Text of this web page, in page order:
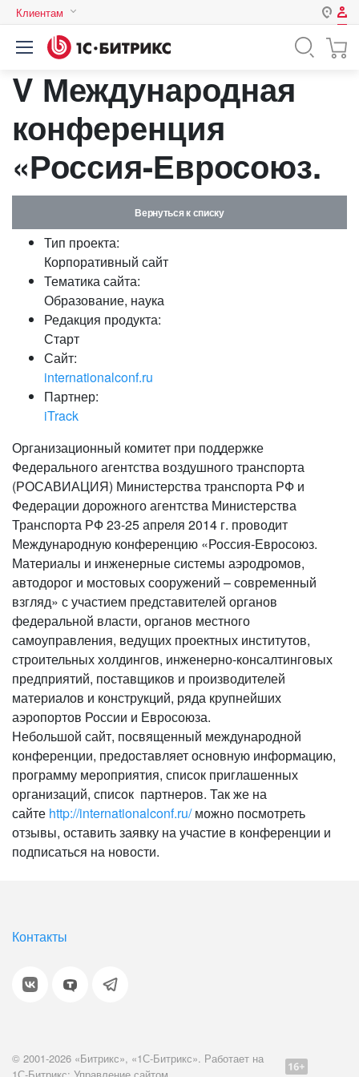
Клиентам
Казахстан
Авторизация
Логин
Пароль
Запомнить меня на этом
Забыли свой пароль?
V Международная
конференция
«Россия-Евросоюз.
Вернуться к списку
Тип проекта:
Корпоративный сайт
Тематика сайта:
Образование, наука
Редакция продукта:
Старт
Сайт:
internationalconf.ru
Партнер:
iTrack
Организационный комитет при поддержке
Федерального агентства воздушного транспорта
(РОСАВИАЦИЯ) Министерства транспорта РФ и
Федерации дорожного агентства Министерства
Транспорта РФ 23-25 апреля 2014 г. проводит
Международную конференцию «Россия-Евросоюз.
Материалы и инженерные системы аэродромов,
автодорог и мостовых сооружений – современный
взгляд» с участием представителей органов
федеральной власти, органов местного
самоуправления, ведущих проектных институтов,
строительных холдингов, инженерно-консалтинговых
предприятий, поставщиков и производителей
материалов и конструкций, ряда крупнейших
аэропортов России и Евросоюза.
Небольшой сайт, посвященный международной
конференции, предоставляет основную информацию,
программу мероприятия, список приглашенных
организаций, список партнеров. Так же на
сайте http://internationalconf.ru/можно посмотреть
отзывы, оставить заявку на участие в конференции и
подписаться на новости.
Контакты
© 2001-2026 «Битрикс», «1С-Битрикс». Работает на